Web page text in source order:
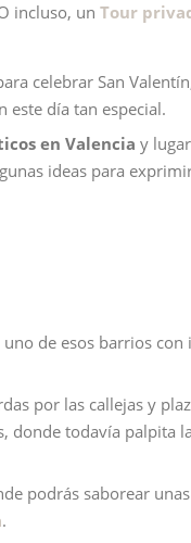
incluso, un Tour
celebrar San
este día tan especial.
en Valencia y
ideas para
uno de esos barrios
por las callejas y
donde todavía palpita
podrás saborear
.